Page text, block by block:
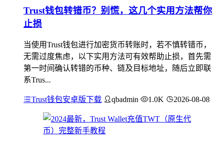
Trust钱包转错币？别慌，这几个实用方法帮你
止损
当使用Trust钱包进行加密货币转账时，若不慎转错币，
无需过度焦虑，以下实用方法可有效帮助止损，首先需
第一时间确认转错的币种、链及目标地址，随后立即联
系Trus...
Trust钱包安卓版下载 qbadmin 1.0K 2026-08-08